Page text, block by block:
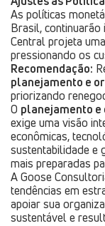
As políticas
Brasil, continuarão
Central projeta
pressionando os
Recomendação:
planejamento e
priorizando
O planejamento
exige uma visão
econômicas,
sustentabilidade e
mais preparadas
A Goose
tendências em
apoiar sua
sustentável e